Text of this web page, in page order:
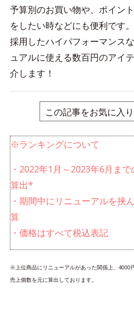
予算別のお買い物や、ポイン
をしたい時などにも便利です
採用したハイパフォーマンス
ュアルに使える数百円のアイ
介します！
この記事をお気に入
※ランキングについて
・2022年1月～2023年6月ま
算出*
・期間中にリニューアルを挟
算
・価格はすべて税込表記
※上位商品にリニューアルがあった関係上、4000
売上個数を元に算出しております。